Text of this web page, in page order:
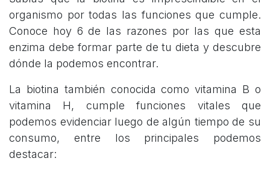
organismo por todas las funciones que cumple.
Conoce hoy 6 de las razones por las que esta
enzima debe formar parte de tu dieta y descubre
dónde la podemos encontrar.
La biotina también conocida como vitamina B o
vitamina H, cumple funciones vitales que
podemos evidenciar luego de algún tiempo de su
consumo, entre los principales podemos
destacar: